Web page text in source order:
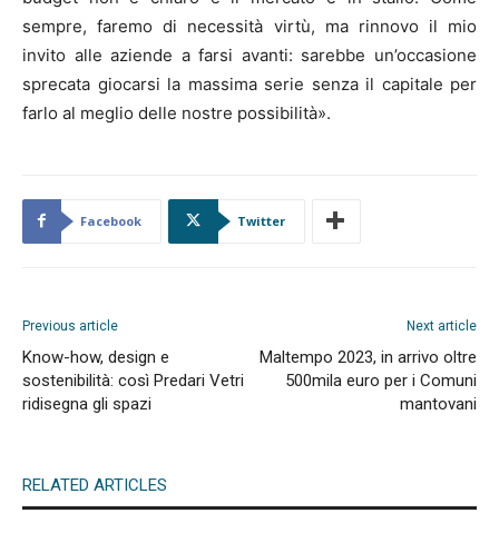
sempre, faremo di necessità virtù, ma rinnovo il mio
invito alle aziende a farsi avanti: sarebbe un’occasione
sprecata giocarsi la massima serie senza il capitale per
farlo al meglio delle nostre possibilità».
Facebook Twitter
Previous article
Know-how, design e
sostenibilità: così Predari Vetri
ridisegna gli spazi
Next article
Maltempo 2023, in arrivo oltre
500mila euro per i Comuni
mantovani
RELATED ARTICLES